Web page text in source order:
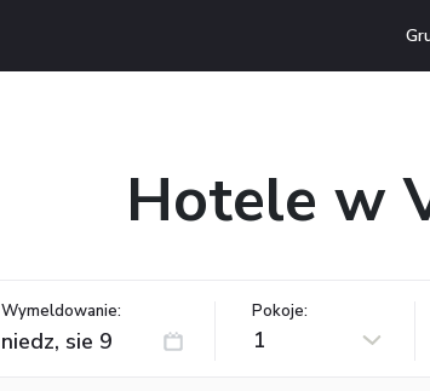
Hotele w
Wymeldowanie: Pokoje:
1